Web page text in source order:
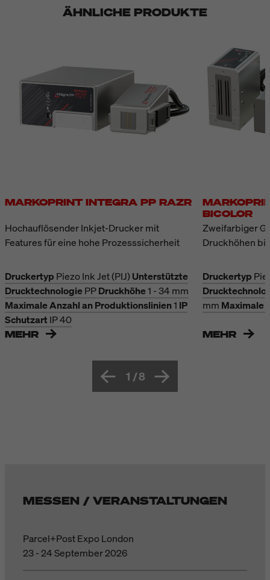
weiter. Durch seine spezielle
Bauform ist unser Shutter-
Durch das abwechselnde
Kartuschen verdoppelt sich
die Reichweite bis zum
nächsten Wechsel. Auch
zweifarbige Drucke bis 25
mm Druckhöhe sind möglich.
Mit wasser- und
solventbasierten HP- und LX-
saugfähige Umverpackungen
ÄHNLICHE PRODUKTE
MARKOPRINT INTEGRA PP RAZR
Hochauflösender Inkjet-Drucker mit
Features für eine hohe Prozesssicherheit
Druckertyp Piezo Ink Jet (PIJ)Unterstützte
DrucktechnologiePPDruckhöhe1 - 34 mm
Maximale Anzahl an Produktionslinien1 IP
Schutzart IP 40
MEHR
BICOLOR
Zweifarbiger
Druckhöhen
Druckertyp
mm Maximale
MEHR
1 /8
MESSEN / VERANSTALTUNGEN
Parcel+Post Expo London
23 - 24 September 2026